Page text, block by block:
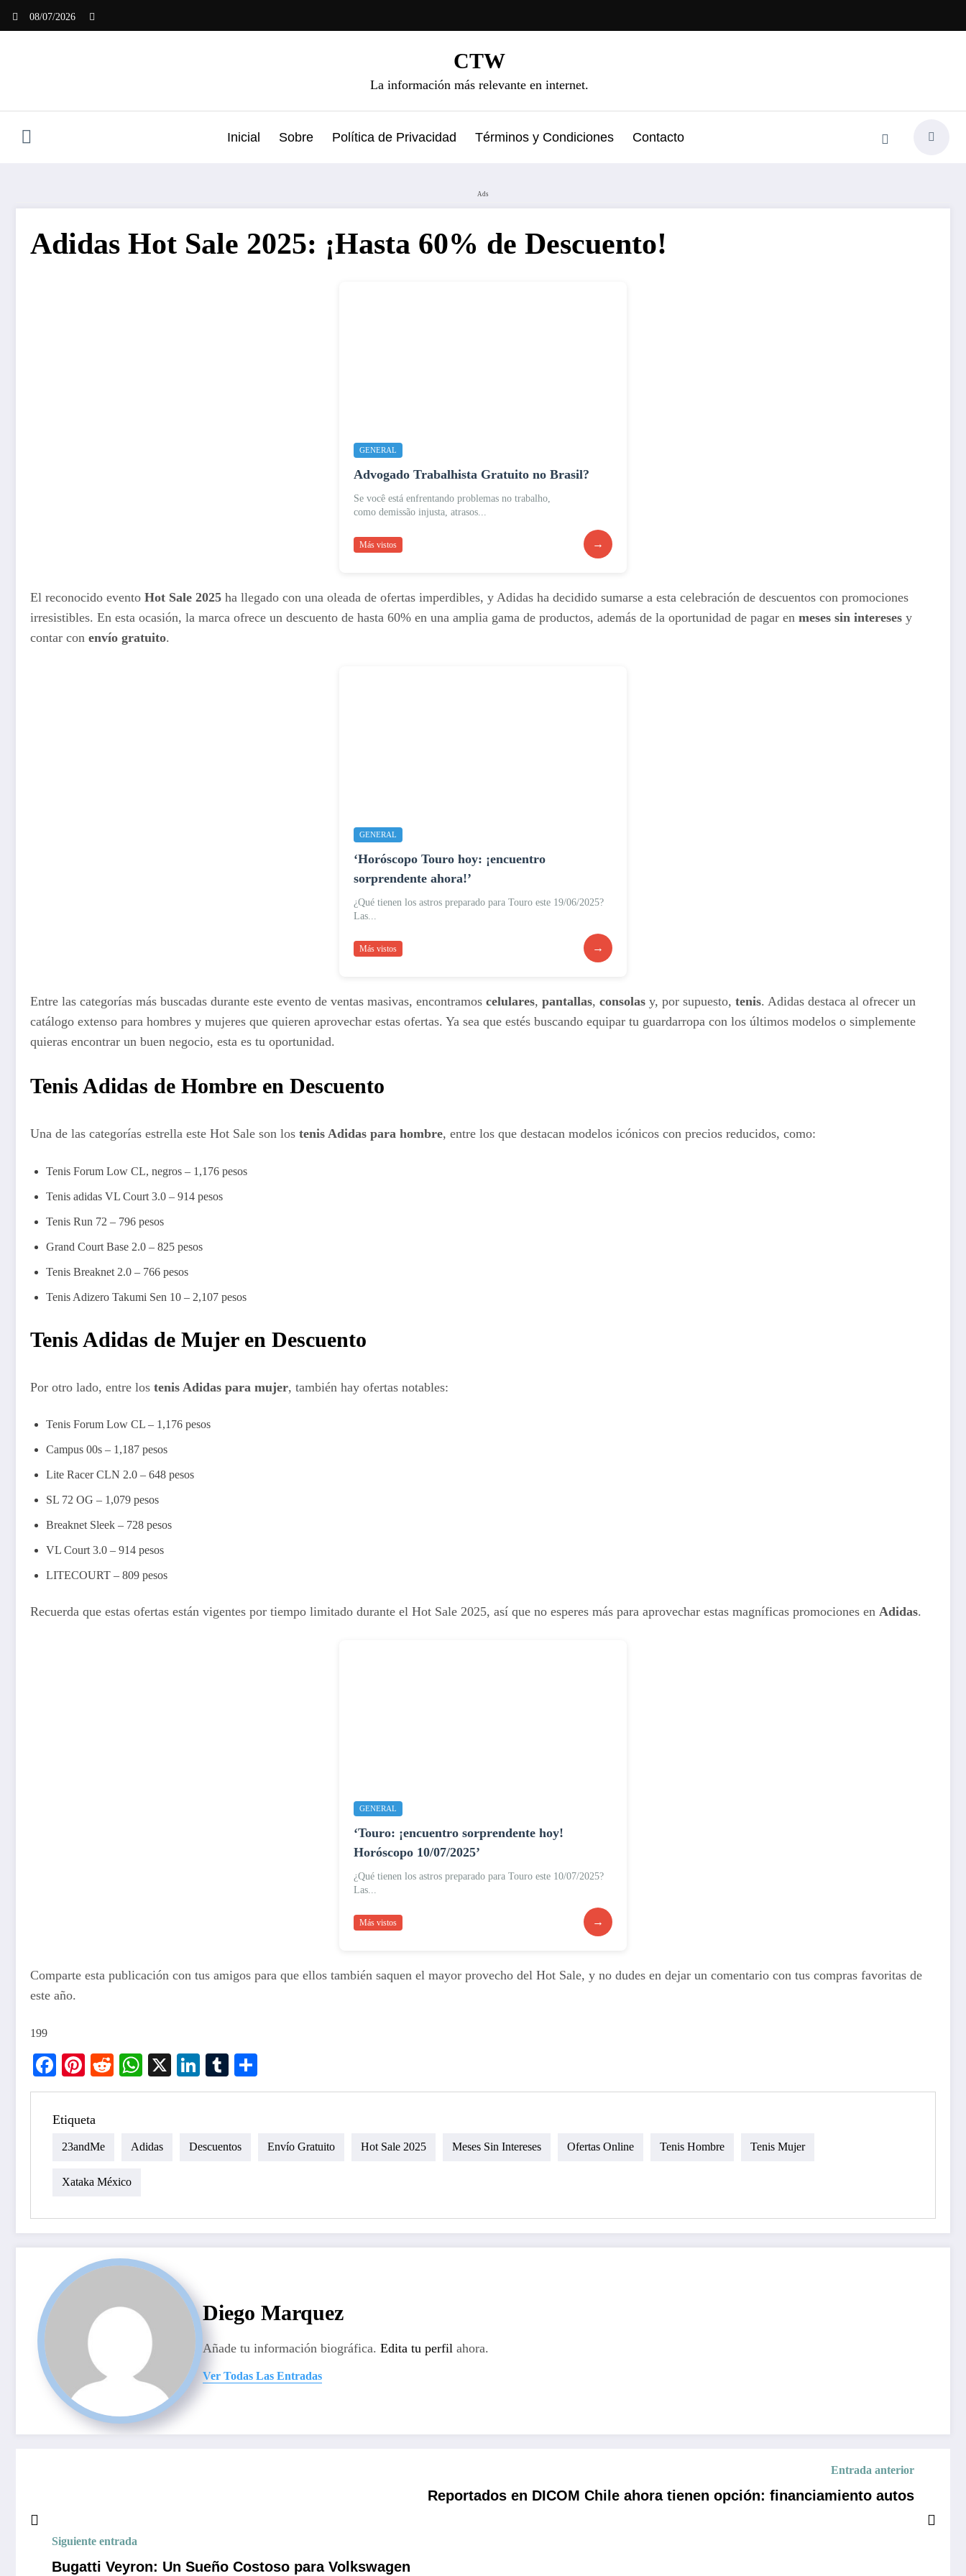
08/07/2026
CTW
La información más relevante en internet.
Inicial Sobre Política de Privacidad Términos y Condiciones Contacto
Ads
Adidas Hot Sale 2025: ¡Hasta 60% de Descuento!
GENERAL
Advogado Trabalhista Gratuito no Brasil?
Se você está enfrentando problemas no trabalho,
como demissão injusta, atrasos...
Más vistos →
El reconocido evento Hot Sale 2025 ha llegado con una oleada de ofertas imperdibles, y Adidas ha decidido sumarse a esta celebración de descuentos con promociones
irresistibles. En esta ocasión, la marca ofrece un descuento de hasta 60% en una amplia gama de productos, además de la oportunidad de pagar en meses sin intereses y
contar con envío gratuito.
GENERAL
‘Horóscopo Touro hoy: ¡encuentro
sorprendente ahora!’
¿Qué tienen los astros preparado para Touro este 19/06/2025?
Las...
Más vistos →
Entre las categorías más buscadas durante este evento de ventas masivas, encontramos celulares, pantallas, consolas y, por supuesto, tenis. Adidas destaca al ofrecer un
catálogo extenso para hombres y mujeres que quieren aprovechar estas ofertas. Ya sea que estés buscando equipar tu guardarropa con los últimos modelos o simplemente
quieras encontrar un buen negocio, esta es tu oportunidad.
Tenis Adidas de Hombre en Descuento
Una de las categorías estrella este Hot Sale son los tenis Adidas para hombre, entre los que destacan modelos icónicos con precios reducidos, como:
Tenis Forum Low CL, negros – 1,176 pesos
Tenis adidas VL Court 3.0 – 914 pesos
Tenis Run 72 – 796 pesos
Grand Court Base 2.0 – 825 pesos
Tenis Breaknet 2.0 – 766 pesos
Tenis Adizero Takumi Sen 10 – 2,107 pesos
Tenis Adidas de Mujer en Descuento
Por otro lado, entre los tenis Adidas para mujer, también hay ofertas notables:
Tenis Forum Low CL – 1,176 pesos
Campus 00s – 1,187 pesos
Lite Racer CLN 2.0 – 648 pesos
SL 72 OG – 1,079 pesos
Breaknet Sleek – 728 pesos
VL Court 3.0 – 914 pesos
LITECOURT – 809 pesos
Recuerda que estas ofertas están vigentes por tiempo limitado durante el Hot Sale 2025, así que no esperes más para aprovechar estas magníficas promociones en Adidas.
GENERAL
‘Touro: ¡encuentro sorprendente hoy!
Horóscopo 10/07/2025’
¿Qué tienen los astros preparado para Touro este 10/07/2025?
Las...
Más vistos →
Comparte esta publicación con tus amigos para que ellos también saquen el mayor provecho del Hot Sale, y no dudes en dejar un comentario con tus compras favoritas de
este año.
199
Facebook
Pinterest
RedditWhatsApp
X LinkedIn
Tumblr
Etiqueta
23andMe Adidas Descuentos Envío Gratuito Hot Sale 2025 Meses Sin Intereses Ofertas Online Tenis Hombre Tenis Mujer
Xataka México
Diego Marquez
Añade tu información biográfica. Edita tu perfil ahora.
Ver Todas Las Entradas
Entrada anterior
Reportados en DICOM Chile ahora tienen opción: financiamiento autos
Siguiente entrada
Bugatti Veyron: Un Sueño Costoso para Volkswagen